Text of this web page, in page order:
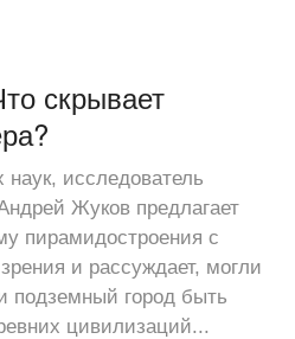
скрывает
наук, исследователь
Жуков предлагает
пирамидостроения с
и рассуждает, могли
подземный город быть
цивилизаций...